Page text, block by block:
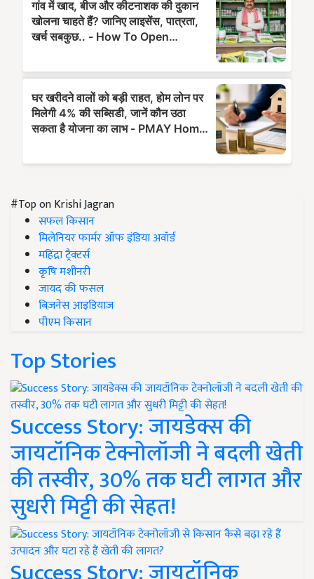
#Top on Krishi Jagran
सफल किसान
मिलेनियर फार्मर ऑफ इंडिया अवॉर्ड
महिंद्रा ट्रैक्टर्स
कृषि मशीनरी
जायद की फसल
बिज़नेस आइडियाज
पीएम किसान
Top Stories
Success Story: जायडेक्स की
जायटॉनिक टेक्नोलॉजी ने बदली खेती
की तस्वीर, 30% तक घटी लागत और
सुधरी मिट्टी की सेहत!